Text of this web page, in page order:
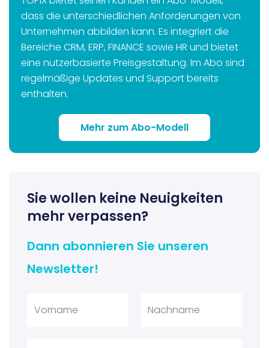
dass die unterschiedlichen Anforderungen von
Unternehmen abbilden kann. Es integriert die
Bereiche CRM, ERP, FINANCE sowie HR und bietet
eine nutzerbasierte Preisgestaltung. Im Abo sind
regelmäßige Updates und Support bereits
enthalten.
Mehr zum Abo-Modell
Sie wollen keine Neuigkeiten
mehr verpassen?
Dann abonnieren Sie unseren
Newsletter!